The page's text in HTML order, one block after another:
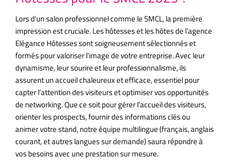
Lors d’un salon professionnel comme le SMCL, la première
impression est cruciale. Les hôtesses et les hôtes de l’agence
Elégance Hôtesses sont soigneusement sélectionnés et
formés pour valoriser l’image de votre entreprise. Avec leur
dynamisme, leur sourire et leur professionnalisme, ils
assurent un accueil chaleureux et efficace, essentiel pour
capter l’attention des visiteurs et optimiser vos opportunités
de networking. Que ce soit pour gérer l’accueil des visiteurs,
orienter les prospects, fournir des informations clés ou
animer votre stand, notre équipe multilingue (français, anglais
courant, et autres langues sur demande) saura répondre à
vos besoins avec une prestation sur mesure.